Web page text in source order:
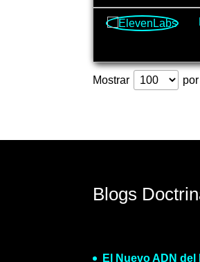
Mostrar
Blogs
El Nuevo ADN